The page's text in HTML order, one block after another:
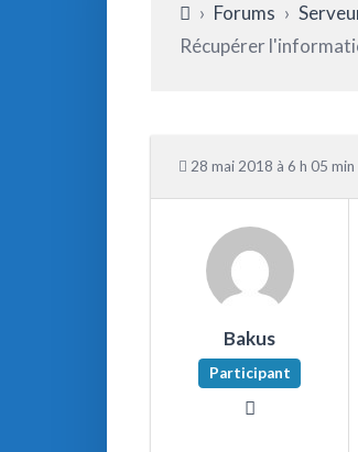
› Forums ›
Récupérer
28 mai 2018 à 6 h 05 min
Bakus
Participant